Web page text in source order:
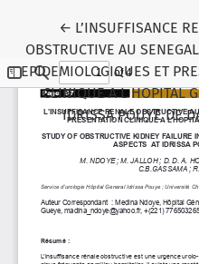
← Retourner aux
L’INSUFFISANCE
OBSTRUCTIVE AU
EPIDEMIOLOGIQUES ET
CLINIQUE A L HOPITAL
IDRISSA POUYE DE